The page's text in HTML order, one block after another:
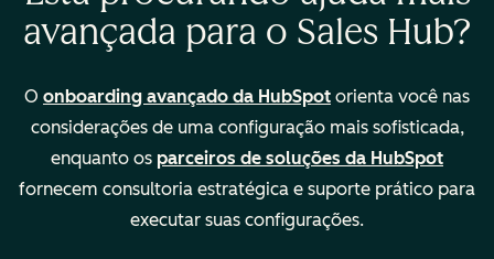
migrar/importar
dados do seu CRM
Encaminhar e gerir
diversas equipes
—
Características
$1.500
avançada para o Sales Hub?
O onboarding avançado da HubSpot orienta você nas
considerações de uma configuração mais sofisticada,
enquanto os parceiros de soluções da HubSpot
fornecem consultoria estratégica e suporte prático para
executar suas configurações.